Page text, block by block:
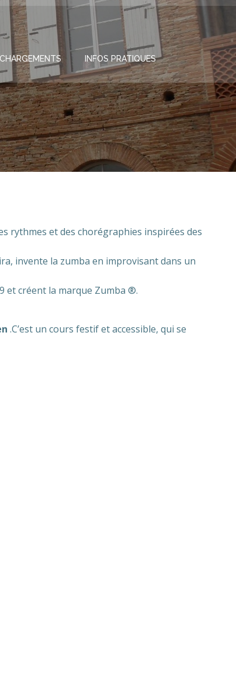
INFOS PRATIQUES
rythmes et des chorégraphies inspirées des
invente la zumba en improvisant dans un
et créent la marque Zumba ®.
.C’est un cours festif et accessible, qui se